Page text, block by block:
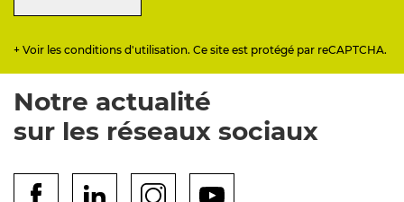
+ Voir les conditions d'utilisation. Ce site est protégé par reCAPTCHA.
Notre actualité
sur les réseaux sociaux